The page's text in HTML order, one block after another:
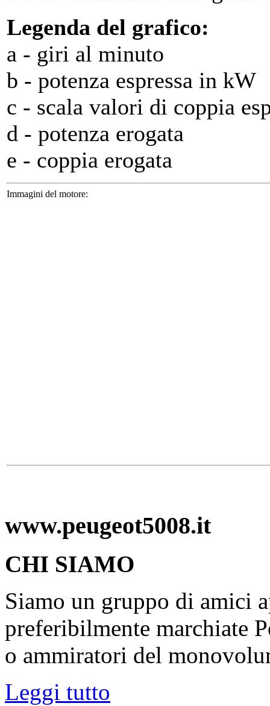
Legenda del grafico:
a - giri al minuto
b - potenza espressa in kW
c - scala valori di coppia
d - potenza erogata
e - coppia erogata
Immagini del motore:
www.peugeot5008.it
CHI SIAMO
Siamo un gruppo di amici
preferibilmente marchiate
o ammiratori del
Leggi tutto